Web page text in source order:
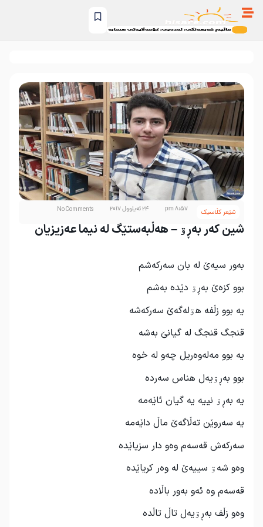
شێعر کڵاسیک 8:57 pm 24 ئەیلوول 2017 No Comments
شین کەر بەڕۊ – هەڵبەستێگ لە نیما عەزیزیان
بەور سیەێ لە بان سەرکەشم
بوو کزەێ بەڕۊ دێدە بەشم
یە بوو زڵفە هۊلەگەێ سەرکەشه
قنجگ قنجگ لە گیانێ بەشە
یە بوو مەلەوەریل چەو لە خوە
بوو بەڕۊیەل هناس سەردە
یە بەڕۊ نییە یە گیان ئاێەمە
یە سەروێن تەڵاگەێ ماڵ داێەمە
سەرکەش قەسەم وەو دار سزیاێدە
وەو شەۊ سییەێ لە وەر کریاێدە
قەسەم وە ئەو بەور باڵادە
وەو زڵف بەڕۊیەل تاڵ تاڵدە